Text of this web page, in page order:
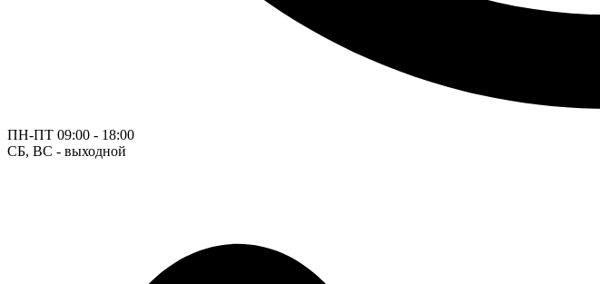
ПН-ПТ 09:00 - 18:00
СБ, ВС - выходной